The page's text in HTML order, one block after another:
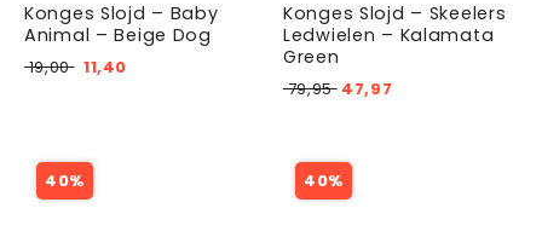
Konges Slojd – Baby
Animal – Beige Dog
19,00 11,40
Konges Slojd – Skeelers
Ledwielen – Kalamata
Green
79,9547,97
40% 40%